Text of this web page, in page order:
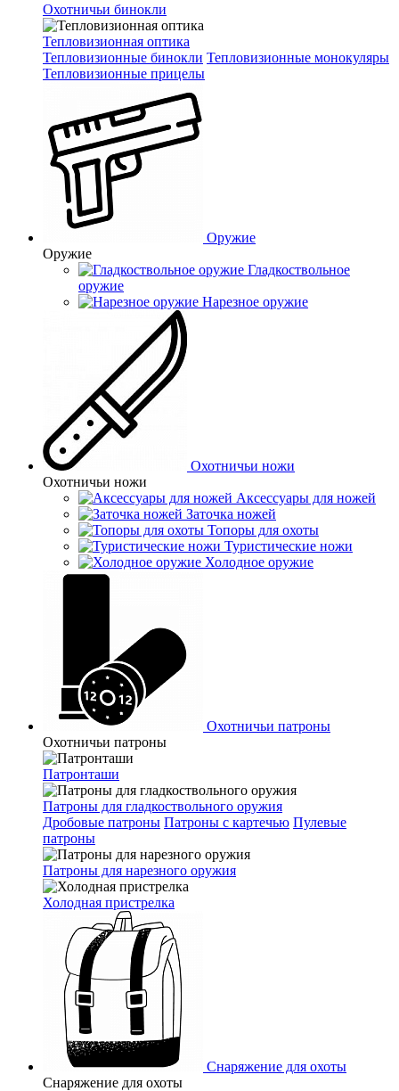
Охотничьи бинокли
Тепловизионная оптика
Тепловизионные бинокли Тепловизионные монокуляры
Тепловизионные прицелы
Оружие
Оружие
Гладкоствольное
оружие
Нарезное оружие
Охотничьи ножи
Охотничьи ножи
Аксессуары для ножей
Заточка ножей
Топоры для охоты
Туристические ножи
Холодное оружие
Охотничьи патроны
Охотничьи патроны
Патронташи
Патроны для гладкоствольного оружия
Дробовые патроны Патроны с картечью Пулевые
патроны
Патроны для нарезного оружия
Холодная пристрелка
Снаряжение для охоты
Снаряжение для охоты